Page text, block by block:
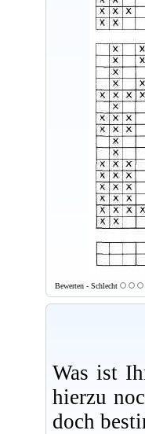
Bewerten - Schlecht
Was ist
hierzu
doch